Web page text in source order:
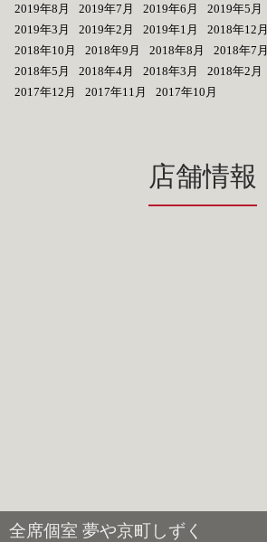
2019年8月
2019年7月 2019年6月 2019年5月
2019年3月
2019年2月 2019年1月 2018年12月
2018年10月
2018年9月 2018年8月 2018年7月
2018年5月
2018年4月 2018年3月 2018年2月
2017年12月
2017年11月 2017年10月
店舗情報
全席個室 夢や京町しずく